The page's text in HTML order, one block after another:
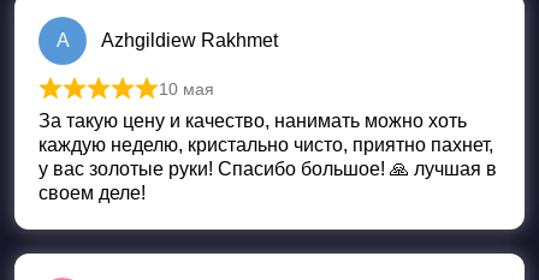
A Azhgildiew Rakhmet
Оценка
10 мая
За такую цену и качество, нанимать можно хоть
каждую неделю, кристально чисто, приятно пахнет,
у вас золотые руки! Спасибо большое! 🙏 лучшая в
своем деле!